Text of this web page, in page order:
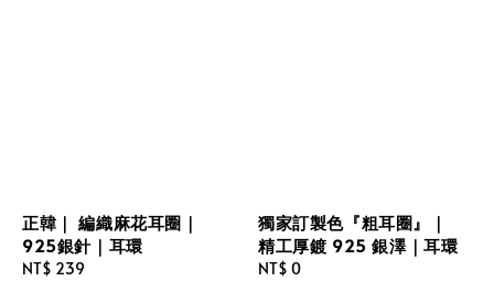
正韓｜ 編織麻花耳圈｜
925銀針｜耳環
Regular
NT$ 239
獨家訂製色『粗耳圈』｜
精工厚鍍 925 銀澤｜耳環
Regular
NT$ 0